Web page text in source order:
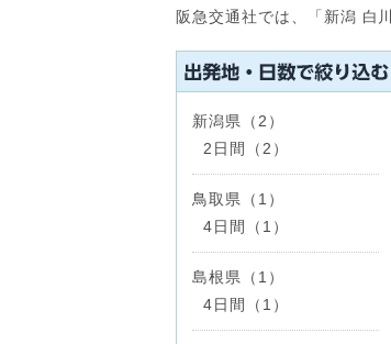
阪急交通社では、「新潟 白
新潟県（2）
2日間（2）
鳥取県（1）
4日間（1）
島根県（1）
4日間（1）